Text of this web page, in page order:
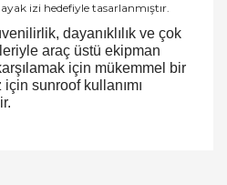
izi hedefiyle tasarlanmıştır.
dayanıklılık ve çok
araç üstü ekipman
için mükemmel bir
sunroof kullanımı